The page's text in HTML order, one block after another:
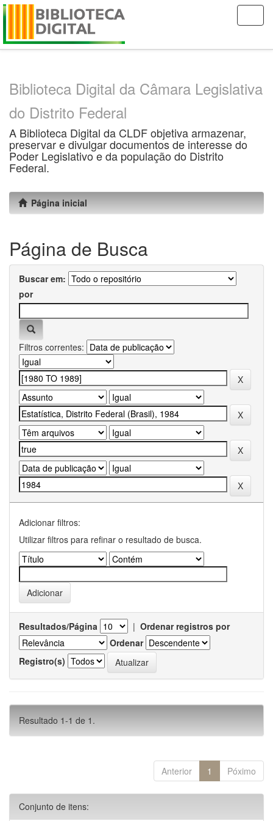
Skip
Biblioteca Digital da Câmara Legislativa
do Distrito Federal
A Biblioteca Digital da CLDF objetiva armazenar,
preservar e divulgar documentos de interesse do
Poder Legislativo e da população do Distrito
Federal.
Página inicial
Página de Busca
Buscar em:
por
Filtros correntes:
Adicionar filtros:
Utilizar filtros para refinar o resultado de busca.
Resultados/Página | Ordenar registros por
Ordenar
Registro(s)
Resultado 1-1 de 1.
Anterior 1 Póximo
Conjunto de itens: